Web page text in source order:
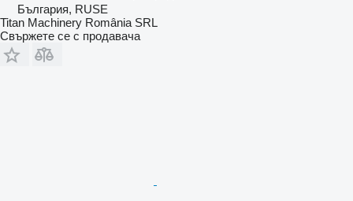
България, RUSE
Titan Machinery România SRL
Свържете се с продавача